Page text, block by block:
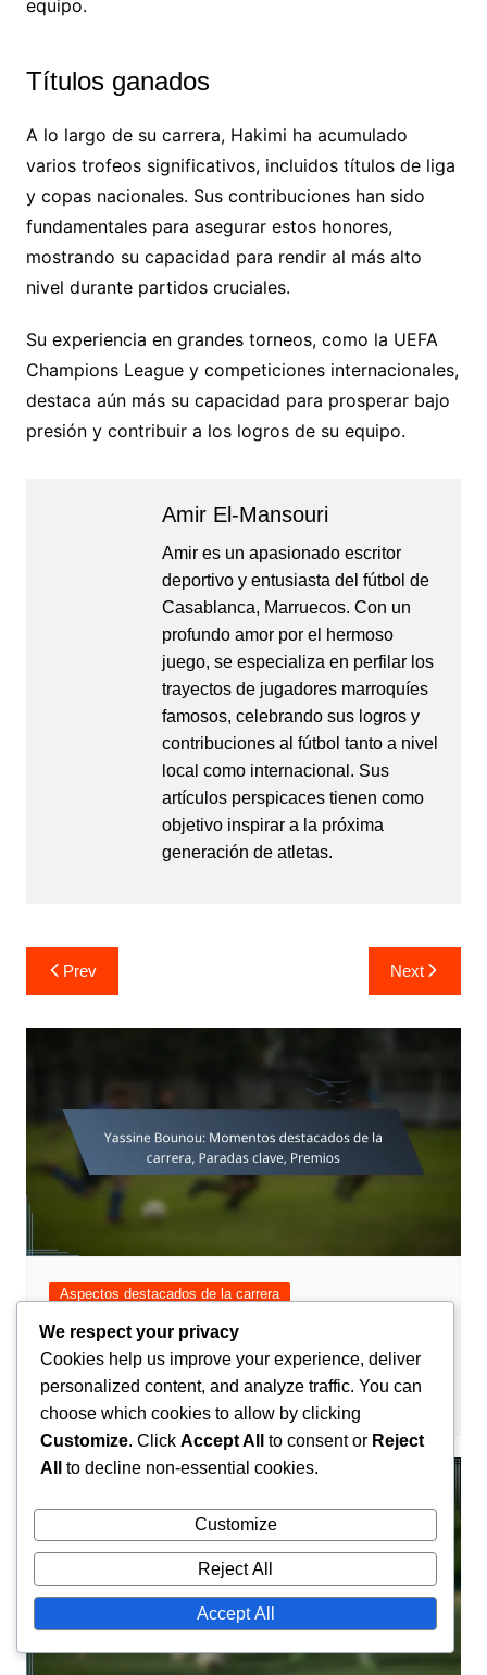
equipo.
Títulos ganados
A lo largo de su carrera, Hakimi ha acumulado
varios trofeos significativos, incluidos títulos de liga
y copas nacionales. Sus contribuciones han sido
fundamentales para asegurar estos honores,
mostrando su capacidad para rendir al más alto
nivel durante partidos cruciales.
Su experiencia en grandes torneos, como la UEFA
Champions League y competiciones internacionales,
destaca aún más su capacidad para prosperar bajo
presión y contribuir a los logros de su equipo.
Amir El-Mansouri
Amir es un apasionado escritor
deportivo y entusiasta del fútbol de
Casablanca, Marruecos. Con un
profundo amor por el hermoso
juego, se especializa en perfilar los
trayectos de jugadores marroquíes
famosos, celebrando sus logros y
contribuciones al fútbol tanto a nivel
local como internacional. Sus
artículos perspicaces tienen como
objetivo inspirar a la próxima
generación de atletas.
Post
navigation
Prev Next
Aspectos destacados de la carrera
Yassine Bounou: Momentos destacados
de la carrera, Paradas clave, Premios
03/03/2026
We respect your privacy
Cookies help us improve your experience, deliver
personalized content, and analyze traffic. You can
choose which cookies to allow by clicking
Customize. Click Accept All to consent or Reject
All
to decline non-essential cookies.
Customize
Reject All
Accept All